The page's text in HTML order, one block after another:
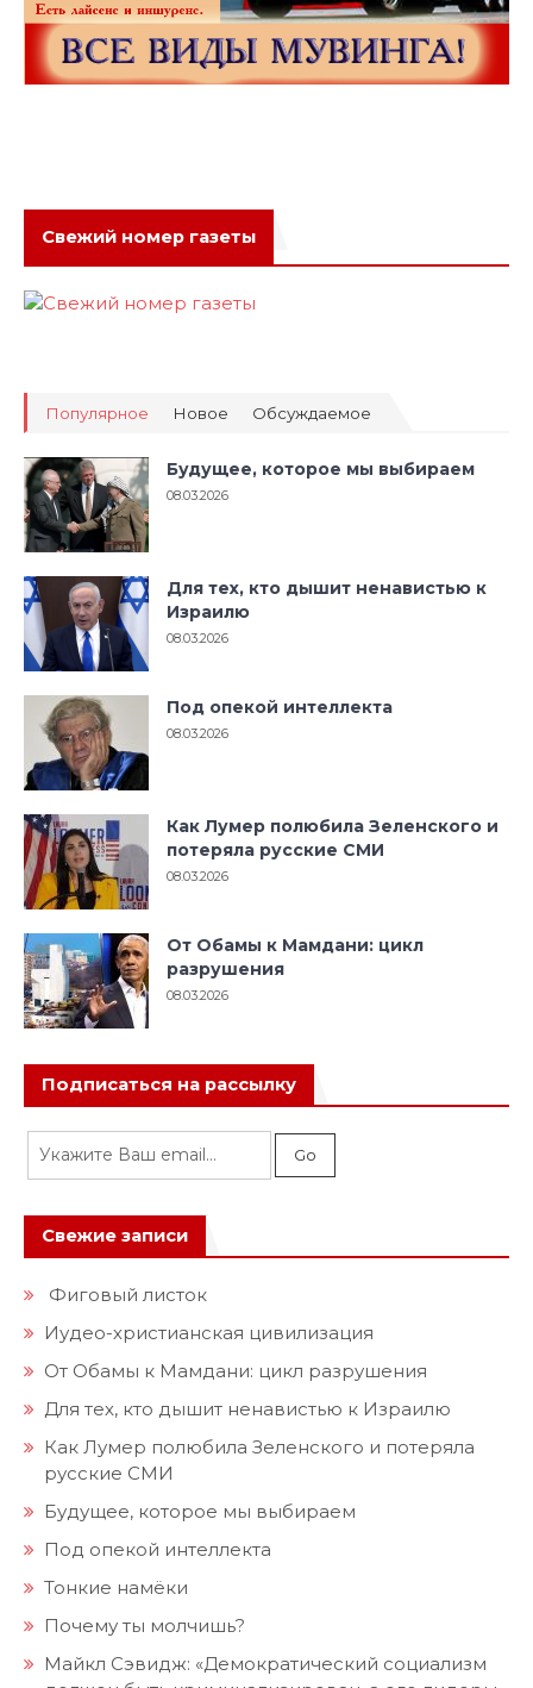
Свежий номер газеты
Популярное Новое Обсуждаемое
Будущее, которое мы выбираем
08.03.2026
Для тех, кто дышит ненавистью к
Израилю
08.03.2026
Под опекой интеллекта
08.03.2026
Как Лумер полюбила Зеленского и
потеряла русские СМИ
08.03.2026
От Обамы к Мамдани: цикл
разрушения
08.03.2026
Подписаться на рассылку
Свежие записи
Фиговый листок
Иудео-христианская цивилизация
От Обамы к Мамдани: цикл разрушения
Для тех, кто дышит ненавистью к Израилю
Как Лумер полюбила Зеленского и потеряла
русские СМИ
Будущее, которое мы выбираем
Под опекой интеллекта
Тонкие намёки
Почему ты молчишь?
Майкл Сэвидж: «Демократический социализм